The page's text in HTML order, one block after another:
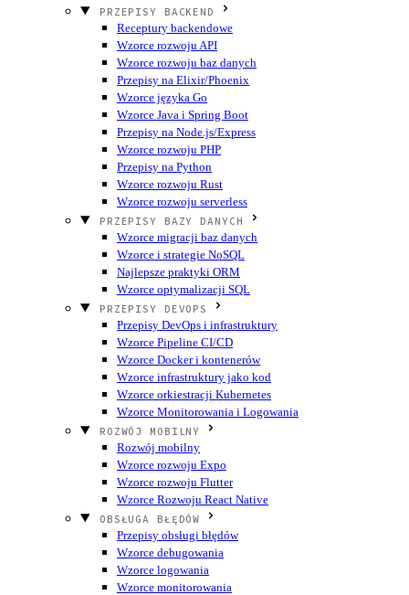
PRZEPISY BACKEND
Receptury backendowe
Wzorce rozwoju API
Wzorce rozwoju baz danych
Przepisy na Elixir/Phoenix
Wzorce języka Go
Wzorce Java i Spring Boot
Przepisy na Node.js/Express
Wzorce rozwoju PHP
Przepisy na Python
Wzorce rozwoju Rust
Wzorce rozwoju serverless
PRZEPISY BAZY DANYCH
Wzorce migracji baz danych
Wzorce i strategie NoSQL
Najlepsze praktyki ORM
Wzorce optymalizacji SQL
PRZEPISY DEVOPS
Przepisy DevOps i infrastruktury
Wzorce Pipeline CI/CD
Wzorce Docker i kontenerów
Wzorce infrastruktury jako kod
Wzorce orkiestracji Kubernetes
Wzorce Monitorowania i Logowania
ROZWÓJ MOBILNY
Rozwój mobilny
Wzorce rozwoju Expo
Wzorce rozwoju Flutter
Wzorce Rozwoju React Native
OBSŁUGA BŁĘDÓW
Przepisy obsługi błędów
Wzorce debugowania
Wzorce logowania
Wzorce monitorowania